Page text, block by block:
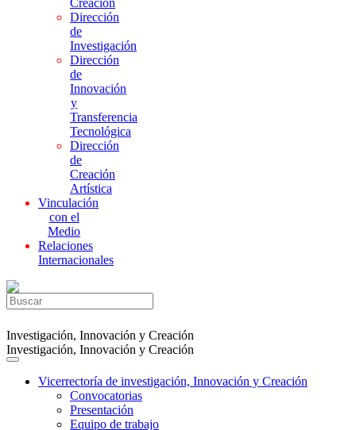
Creación
Dirección
de
Investigación
Dirección
de
Innovación
y
Transferencia
Tecnológica
Dirección
de
Creación
Artística
Vinculación
con el
Medio
Relaciones
Internacionales
Investigación, Innovación y Creación
Investigación, Innovación y Creación
Vicerrectoría de investigación, Innovación y Creación
Convocatorias
Presentación
Equipo de trabajo